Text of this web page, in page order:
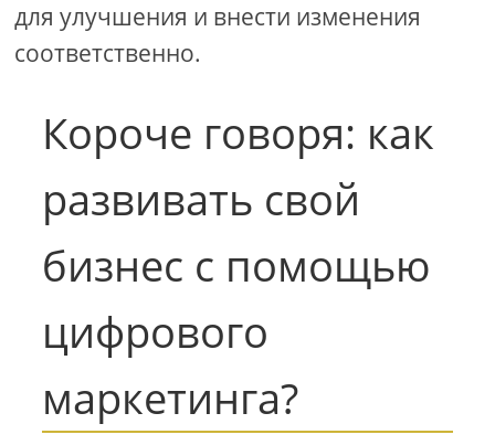
для улучшения и внести изменения
соответственно.
Короче говоря: как
развивать свой
бизнес с помощью
цифрового
маркетинга?